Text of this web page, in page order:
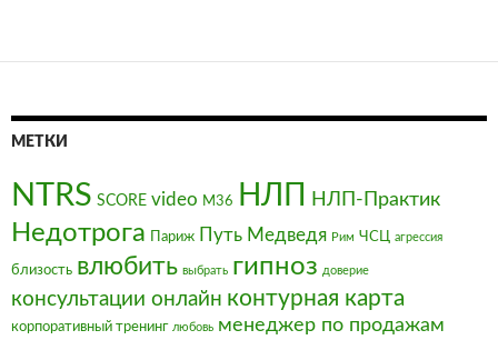
МЕТКИ
NTRS SCORE video М36 НЛП НЛП-Практик
Недотрога Париж Путь Медведя Рим ЧСЦ агрессия
близость влюбить выбрать гипноз доверие
консультации онлайн контурная карта
корпоративный тренинг любовь менеджер по продажам